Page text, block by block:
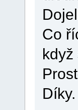
Co